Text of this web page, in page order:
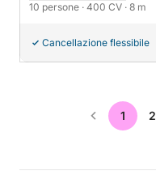
10 persone · 400 CV · 8 m
Cancellazione flessibile
1 2